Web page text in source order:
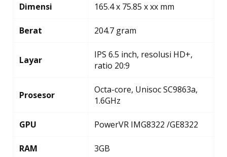
Dimensi 165.4 x 75.85 x xx mm
Berat 204.7 gram
Layar
IPS 6.5 inch, resolusi HD+,
ratio 20:9
Prosesor
Octa-core, Unisoc SC9863a,
1.6GHz
GPU PowerVR IMG8322 /GE8322
RAM 3GB